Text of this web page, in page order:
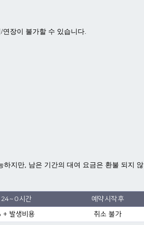
장이 불가할 수 있습니다.
지만, 남은 기간의 대여 요금은 환불 되지 않
~ 0 시간
예약 시작 후
+ 발생비용 취소 불가